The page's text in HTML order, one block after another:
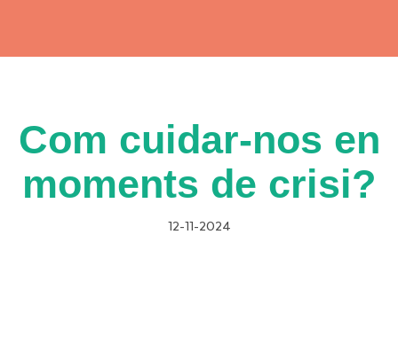
Com cuidar-nos en
moments de crisi?
12-11-2024